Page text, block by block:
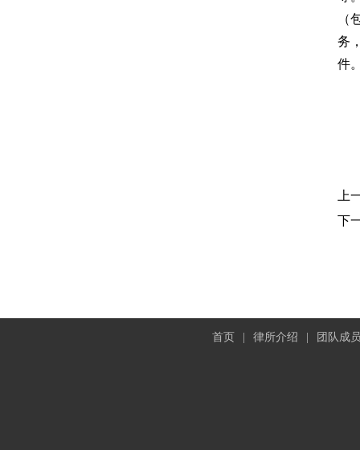
（
务
件
上
下
首页 律所介绍 团队成